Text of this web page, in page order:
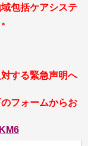
包括ケアシステ
する緊急声明へ
フォームからお